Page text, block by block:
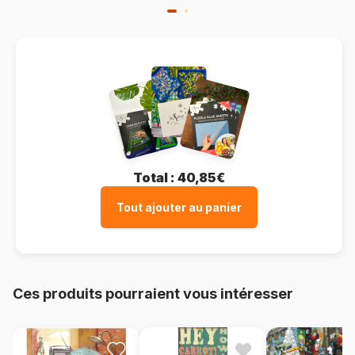
Total : 40,85€
Tout ajouter au panier
Ces produits pourraient vous intéresser